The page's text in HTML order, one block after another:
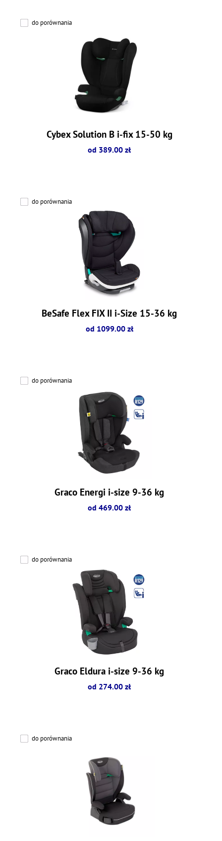
do porównania
Cybex Solution B i-fix 15-50 kg
od 389.00 zł
do porównania
BeSafe Flex FIX II i-Size 15-36 kg
od 1099.00 zł
do porównania
Graco Energi i-size 9-36 kg
od 469.00 zł
do porównania
Graco Eldura i-size 9-36 kg
od 274.00 zł
do porównania